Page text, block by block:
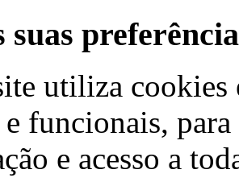
suas
utiliza cookies
funcionais,
e acesso a